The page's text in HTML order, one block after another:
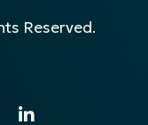
Reserved.